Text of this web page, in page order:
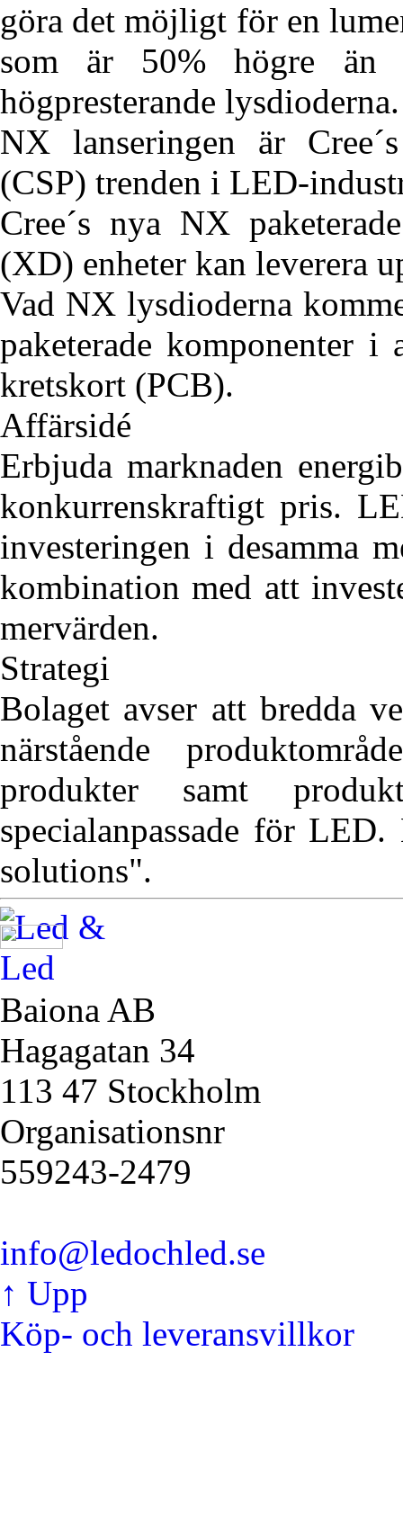
göra det möjligt för en
som är 50% högre än
högpresterande lysdioderna.
NX lanseringen är
(CSP) trenden i LED-
Cree´s nya NX
(XD) enheter kan leverera
Vad NX lysdioderna
paketerade komponenter
kretskort (PCB).
Affärsidé
Erbjuda marknaden
konkurrenskraftigt pris.
investeringen i desamma
kombination med att
mervärden.
Strategi
Bolaget avser att bredda
närstående
produkter samt
specialanpassade för
solutions".
Baiona AB
Hagagatan 34
113 47 Stockholm
Organisationsnr
559243-2479
info@ledochled.se
↑ Upp
Köp- och leveransvillkor